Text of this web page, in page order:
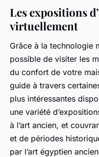
Les expositions
virtuellement
Grâce à la technologie
possible de visiter les
du confort de votre
guide à travers
plus intéressantes
une variété
à l’art ancien, et
et de périodes
par l’art égyptien